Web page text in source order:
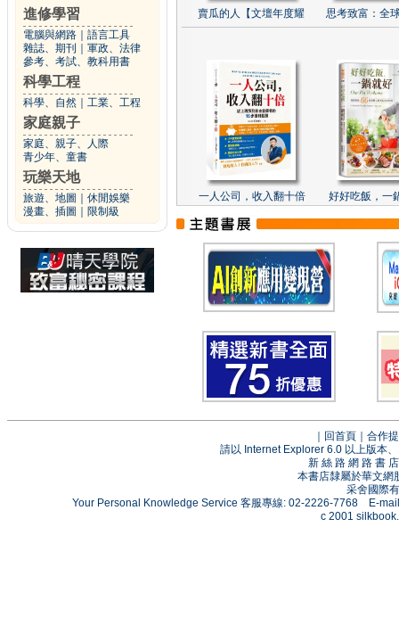
進修學習
電腦與網路
語言工具
雜誌、期刊
軍政、法律
參考、考試、教科用書
科學工程
科學、自然 工業、工程
家庭親子
家庭、親子、人際
青少年、童書
玩樂天地
旅遊、地圖
休閒娛樂
漫畫、插圖
限制級
賣瓜的人【文壇年度耀 思考致富：全
一人公司，收入翻十倍 好好吃飯，一
回首頁
合作
請以 Internet Explorer 6.0 以上版本
新 絲 路 網 路 書
本書店隸屬於華文網
采舍國際
Your Personal Knowledge Service 客服專線: 02-2226-7768 E-
c 2001